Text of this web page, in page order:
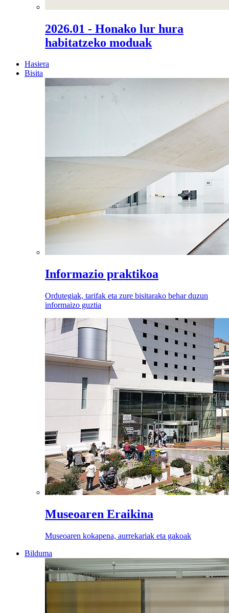
2026.01 - Honako lur hura
habitatzeko moduak
Hasiera
Bisita
Informazio praktikoa
Ordutegiak, tarifak eta zure bisitarako behar duzun
informaizo guztia
Museoaren Eraikina
Museoaren kokapena, aurrekariak eta gakoak
Bilduma